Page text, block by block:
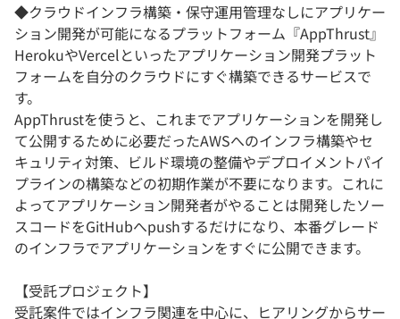
◆クラウドインフラ構築・保守運用管理なしにアプリケー
ション開発が可能になるプラットフォーム『AppThrust』
HerokuやVercelといったアプリケーション開発プラット
フォームを自分のクラウドにすぐ構築できるサービスで
す。
AppThrustを使うと、これまでアプリケーションを開発し
て公開するために必要だったAWSへのインフラ構築やセ
キュリティ対策、ビルド環境の整備やデプロイメントパイ
プラインの構築などの初期作業が不要になります。これに
よってアプリケーション開発者がやることは開発したソー
スコードをGitHubへpushするだけになり、本番グレード
のインフラでアプリケーションをすぐに公開できます。
【受託プロジェクト】
受託案件ではインフラ関連を中心に、ヒアリングからサー